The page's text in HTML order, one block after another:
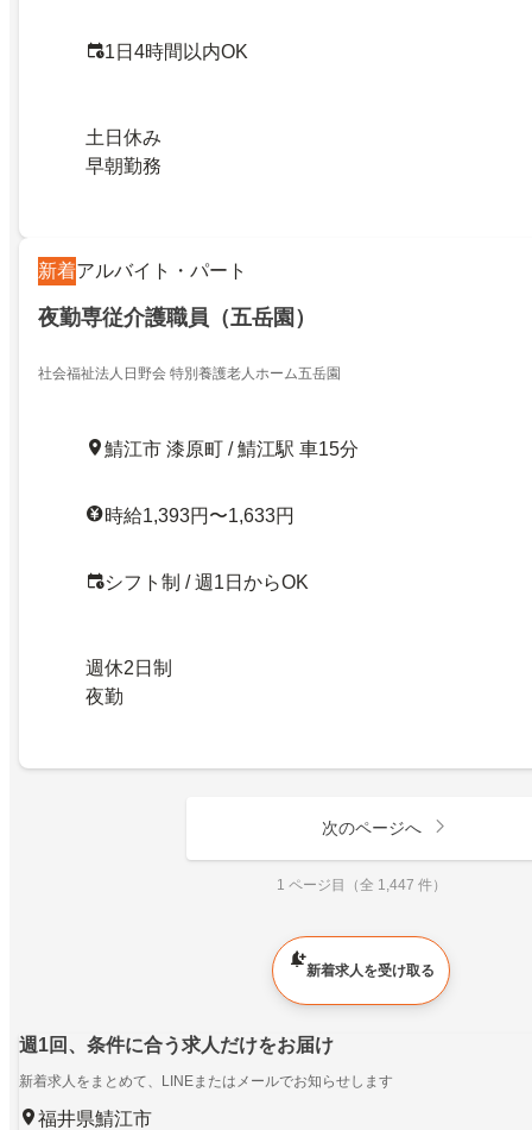
1日4時間以内OK
土日休み
早朝勤務
新着アルバイト・パート
夜勤専従介護職員（五岳園）
社会福祉法人日野会 特別養護老人ホーム五岳園
鯖江市 漆原町 / 鯖江駅 車15分
時給1,393円〜1,633円
シフト制 / 週1日からOK
週休2日制
夜勤
次のページへ
1 ページ目（全 1,447 件）
新着求人を受け取る
週1回、条件に合う求人だけをお届け
新着求人をまとめて、LINEまたはメールでお知らせします
福井県鯖江市